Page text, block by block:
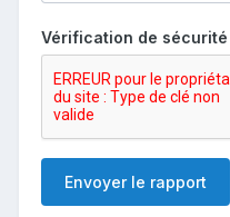
Vérification de sécurité
Envoyer le rapport